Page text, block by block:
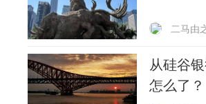
二马由
从硅谷
怎么了？